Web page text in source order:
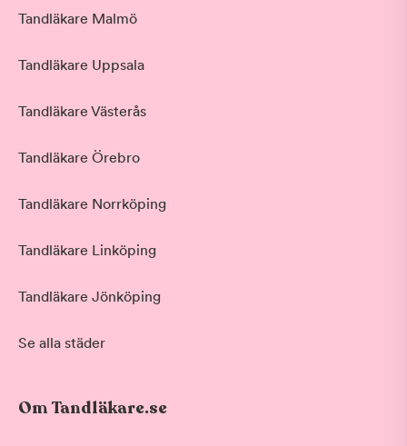
Tandläkare Malmö
Tandläkare Uppsala
Tandläkare Västerås
Tandläkare Örebro
Tandläkare Norrköping
Tandläkare Linköping
Tandläkare Jönköping
Se alla städer
Om Tandläkare.se